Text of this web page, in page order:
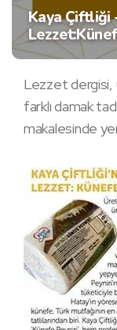
Kaya Çiftliği
Lezzet dergisi,
farklı damak
makalesinde